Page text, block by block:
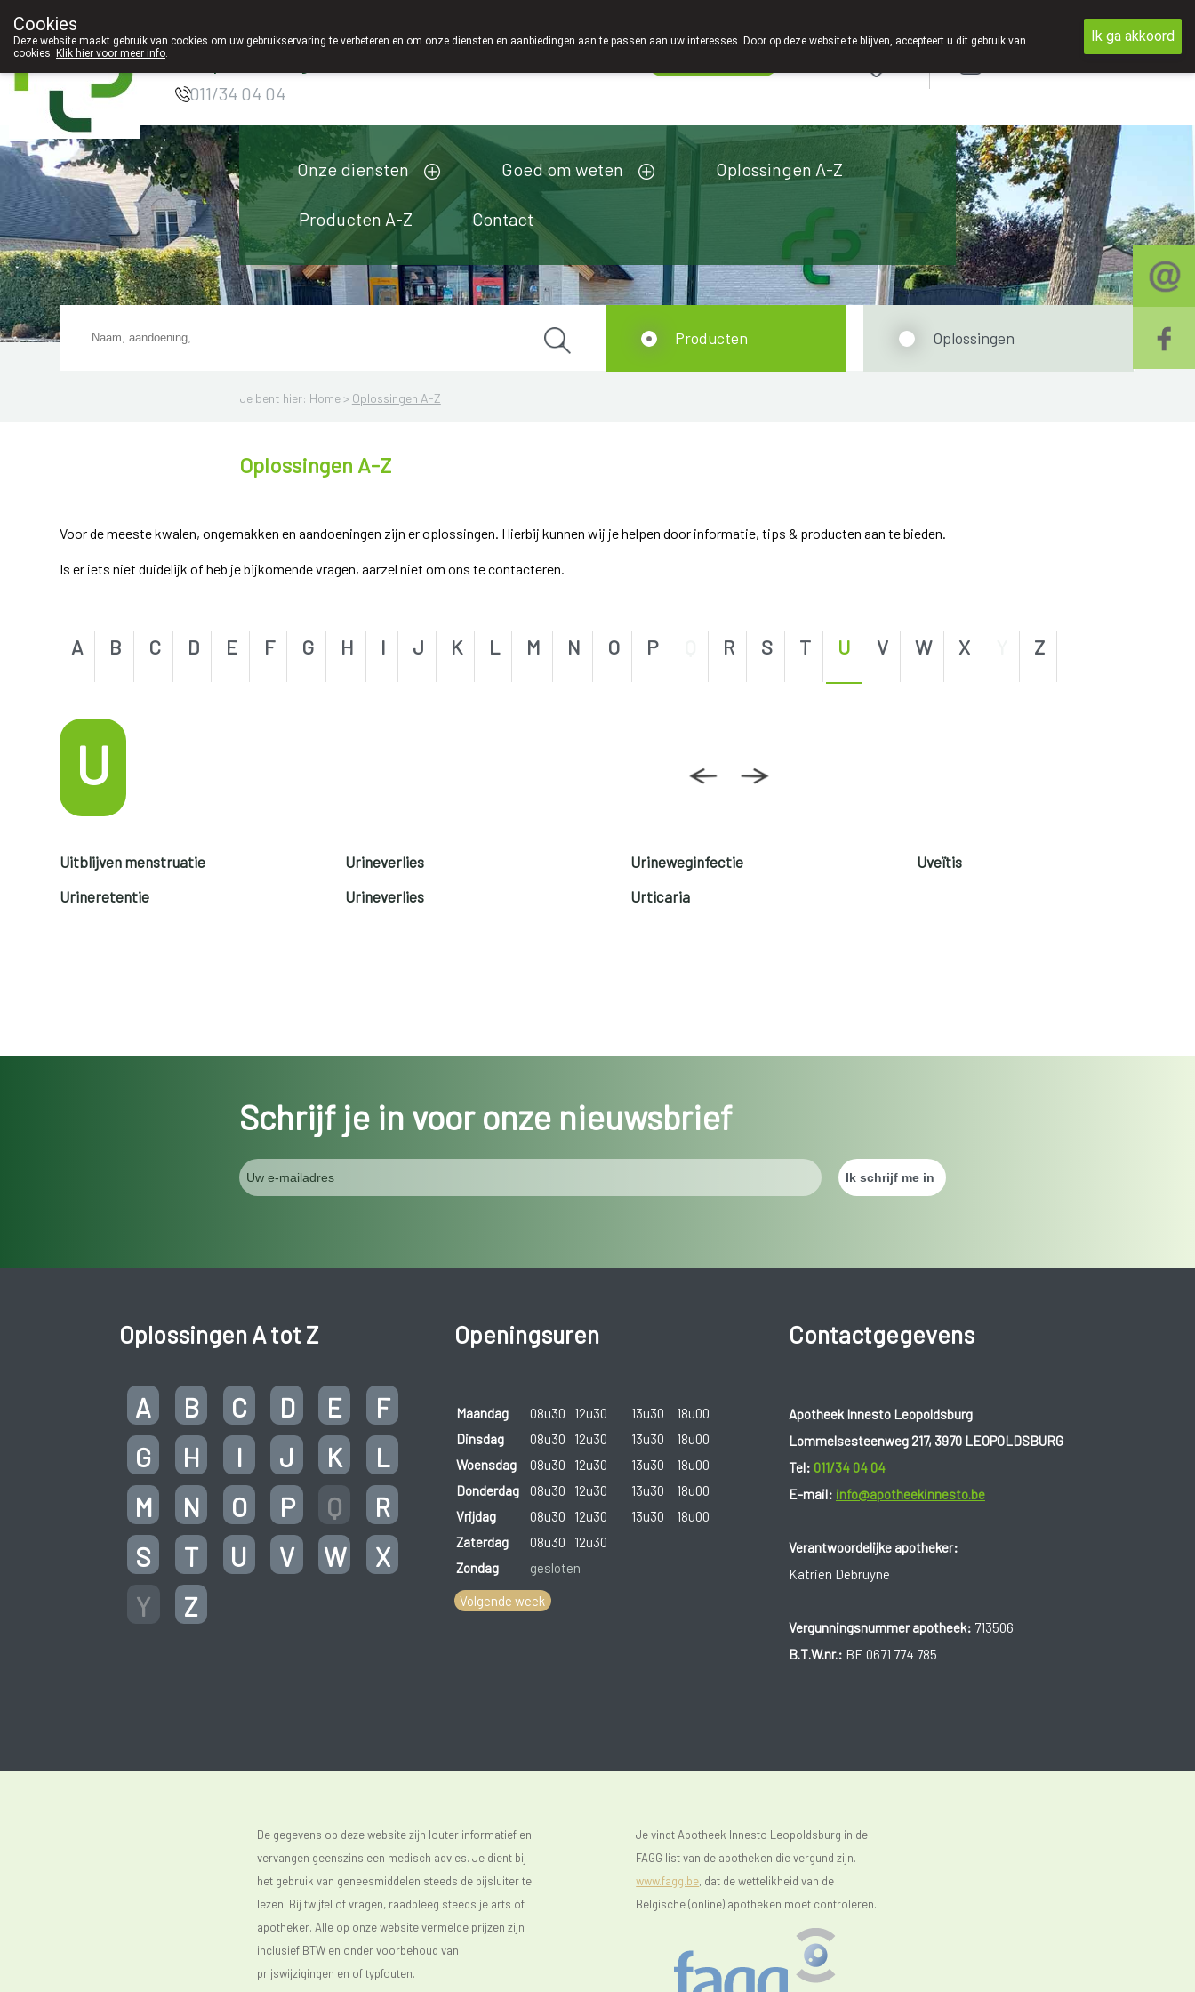
Apotheek Innesto
011/34 04 04
Onze diensten Goed om weten Oplossingen A-Z
Producten A-Z Contact
Je bent hier: Home > Oplossingen A-Z
Oplossingen A-Z
Producten Oplossingen
Voor de meeste kwalen, ongemakken en aandoeningen zijn er oplossingen. Hierbij kunnen wij je helpen door informatie, tips & producten aan te bieden.
Is er iets niet duidelijk of heb je bijkomende vragen, aarzel niet om ons te contacteren.
A B C D E F G H I J K L M N O P R S T U V W X Z
U
Uitblijven menstruatie
Urineretentie
Urineverlies
Urineverlies
Urineweginfectie
Urticaria
Uveïtis
Schrijf je in voor onze nieuwsbrief
Oplossingen A tot Z
A B C D E
F
G
H I J K
L
M
N O P Q
R
S
T U V W
X
Y
Z
Openingsuren
Maandag 08u30 12u30 13u30
18u00
Dinsdag
08u30 12u30 13u30
18u00
Woensdag
08u30 12u30 13u30
18u00
Donderdag
08u30 12u30 13u30
18u00
Vrijdag
08u30 12u30 13u30
18u00
Zaterdag
08u30
12u30
Zondag
gesloten
Volgende week
Contactgegevens
Apotheek Innesto Leopoldsburg
Lommelsesteenweg 217, 3970 LEOPOLDSBURG
Tel: 011/34 04 04
E-mail: info@apotheekinnesto.be
Verantwoordelijke apotheker:
Katrien Debruyne
Vergunningsnummer apotheek: 713506
B.T.W.nr.: BE 0671 774 785
De gegevens op deze website zijn louter informatief en
vervangen geenszins een medisch advies. Je dient bij
het gebruik van geneesmiddelen steeds de bijsluiter te
lezen. Bij twijfel of vragen, raadpleeg steeds je arts of
apotheker. Alle op onze website vermelde prijzen zijn
inclusief BTW en onder voorbehoud van
prijswijzigingen en of typfouten.
Je vindt Apotheek Innesto Leopoldsburg in de
FAGG list van de apotheken die vergund zijn.
www.fagg.be, dat de wettelikheid van de
Belgische (online) apotheken moet controleren.
Cookies
Deze website maakt gebruik van cookies om uw gebruikservaring te verbeteren en om onze diensten en aanbiedingen aan te passen aan uw interesses. Door op deze website te blijven, accepteert u dit gebruik van
cookies. Klik hier voor meer info.
Ik ga akkoord